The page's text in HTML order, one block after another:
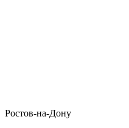
Ростов-на-Дону